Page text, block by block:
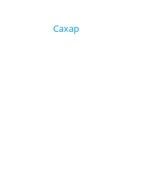
Сахар